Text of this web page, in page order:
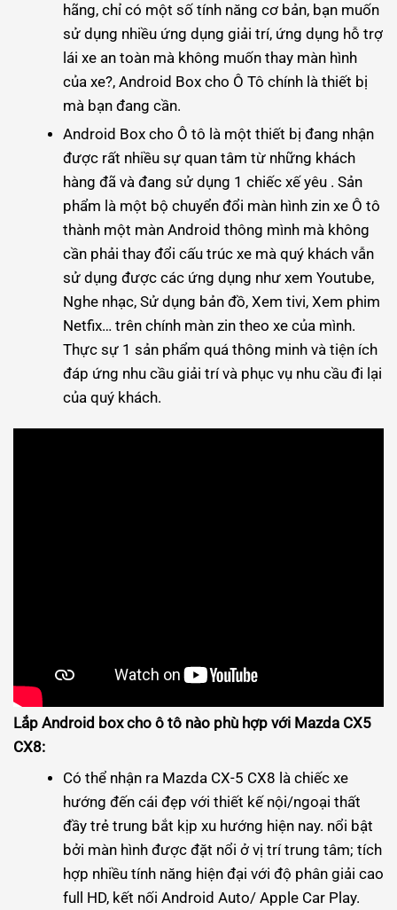
hãng, chỉ có một số tính năng cơ bản, bạn muốn
sử dụng nhiều ứng dụng giải trí, ứng dụng hỗ trợ
lái xe an toàn mà không muốn thay màn hình
của xe?, Android Box cho Ô Tô chính là thiết bị
mà bạn đang cần.
Android Box cho Ô tô là một thiết bị đang nhận
được rất nhiều sự quan tâm từ những khách
hàng đã và đang sử dụng 1 chiếc xế yêu . Sản
phẩm là một bộ chuyển đổi màn hình zin xe Ô tô
thành một màn Android thông mình mà không
cần phải thay đổi cấu trúc xe mà quý khách vẫn
sử dụng được các ứng dụng như xem Youtube,
Nghe nhạc, Sử dụng bản đồ, Xem tivi, Xem phim
Netfix… trên chính màn zin theo xe của mình.
Thực sự 1 sản phẩm quá thông minh và tiện ích
đáp ứng nhu cầu giải trí và phục vụ nhu cầu đi lại
của quý khách.
Lắp Android box cho ô tô nào phù hợp với Mazda CX5
CX8:
Có thể nhận ra Mazda CX-5 CX8 là chiếc xe
hướng đến cái đẹp với thiết kế nội/ngoại thất
đầy trẻ trung bắt kịp xu hướng hiện nay. nổi bật
bởi màn hình được đặt nổi ở vị trí trung tâm; tích
hợp nhiều tính năng hiện đại với độ phân giải cao
full HD, kết nối Android Auto/ Apple Car Play.